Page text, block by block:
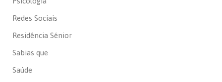
Redes Sociais
Residência Sénior
Sabias que
Saúde